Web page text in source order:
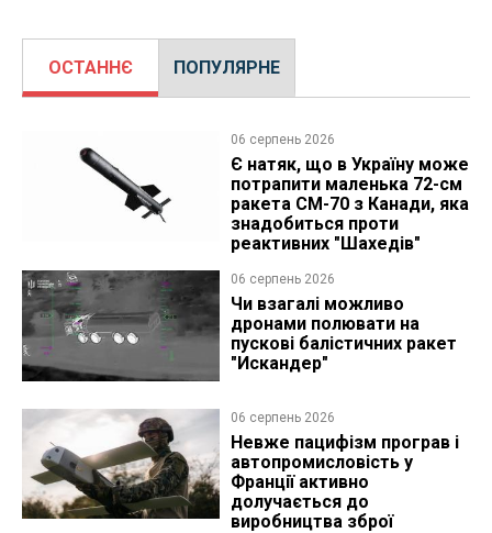
ОСТАННЄ ПОПУЛЯРНЕ
06 серпень 2026
Є натяк, що в Україну може
потрапити маленька 72-см
ракета CM-70 з Канади, яка
знадобиться проти
реактивних "Шахедів"
06 серпень 2026
Чи взагалі можливо
дронами полювати на
пускові балістичних ракет
"Искандер"
06 серпень 2026
Невже пацифізм програв і
автопромисловість у
Франції активно
долучається до
виробництва зброї